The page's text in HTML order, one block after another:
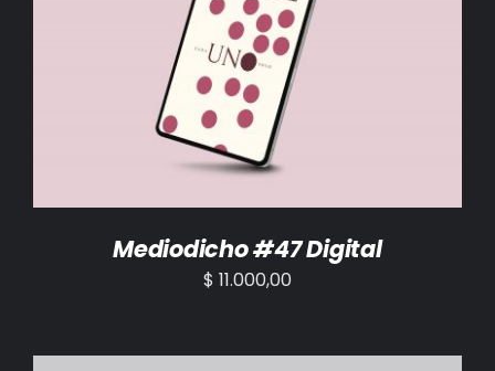
AÑADIR AL CARRITO /
Mediodicho #47 Digital
$ 11.000,00